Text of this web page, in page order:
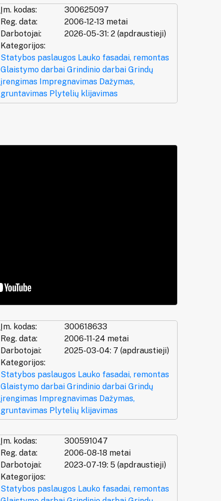
Įm. kodas:
300625097
Reg. data:
2006-12-13 metai
Darbotojai:
2026-05-31: 2 (apdraustieji)
Kategorijos:
Statybos paslaugos Lauko fasadai, remontas
Glaistymo darbai Grindinio darbai Grindų
įrengimas Impregnavimas Dažymas,
gruntavimas Plytelių klijavimas
Įm. kodas:
300618633
Reg. data:
2006-11-24 metai
Darbotojai:
2025-03-04: 7 (apdraustieji)
Kategorijos:
Statybos paslaugos Lauko fasadai, remontas
Glaistymo darbai Grindinio darbai Grindų
įrengimas Impregnavimas Dažymas,
gruntavimas Plytelių klijavimas
Įm. kodas:
300591047
Reg. data:
2006-08-18 metai
Darbotojai:
2023-07-19: 5 (apdraustieji)
Kategorijos:
Statybos paslaugos Lauko fasadai, remontas